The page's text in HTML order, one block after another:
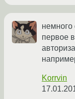
первое
Korrvin